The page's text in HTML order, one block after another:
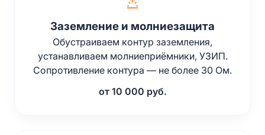
Заземление и молниезащита
Обустраиваем контур заземления,
устанавливаем молниеприёмники, УЗИП.
Сопротивление контура — не более 30 Ом.
от 10 000 руб.